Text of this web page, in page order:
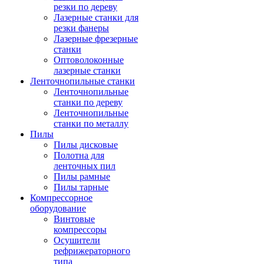
резки по дереву
Лазерные станки для
резки фанеры
Лазерные фрезерные
станки
Оптоволоконные
лазерные станки
Ленточнопильные станки
Ленточнопильные
станки по дереву
Ленточнопильные
станки по металлу
Пилы
Пилы дисковые
Полотна для
ленточных пил
Пилы рамные
Пилы тарные
Компрессорное
оборудование
Винтовые
компрессоры
Осушители
рефрижераторного
типа